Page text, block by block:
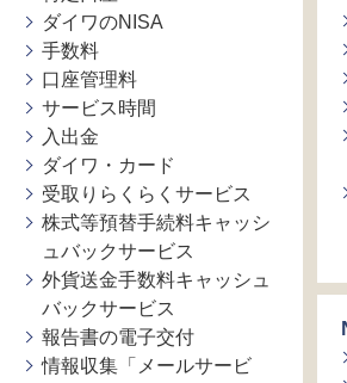
ダイワのNISA
手数料
口座管理料
サービス時間
入出金
ダイワ・カード
受取りらくらくサービス
株式等預替手続料キャッシ
ュバックサービス
外貨送金手数料キャッシュ
バックサービス
報告書の電子交付
情報収集「メールサービ